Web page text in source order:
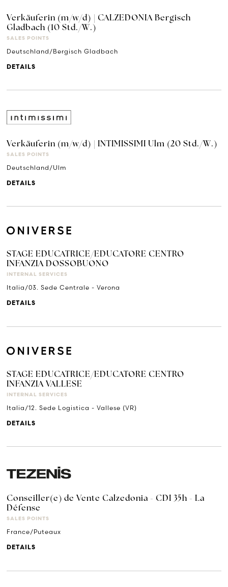
Verkäuferin (m/w/d) | CALZEDONIA Bergisch
Gladbach (10 Std./W.)
SALES POINTS
Deutschland/Bergisch Gladbach
DETAILS
Verkäuferin (m/w/d) | INTIMISSIMI Ulm (20 Std./W.)
SALES POINTS
Deutschland/Ulm
DETAILS
STAGE EDUCATRICE/EDUCATORE CENTRO
INFANZIA DOSSOBUONO
INTERNAL SERVICES
Italia/03. Sede Centrale - Verona
DETAILS
STAGE EDUCATRICE/EDUCATORE CENTRO
INFANZIA VALLESE
INTERNAL SERVICES
Italia/12. Sede Logistica - Vallese (VR)
DETAILS
Conseiller(e) de Vente Calzedonia - CDI 35h - La
Défense
SALES POINTS
France/Puteaux
DETAILS